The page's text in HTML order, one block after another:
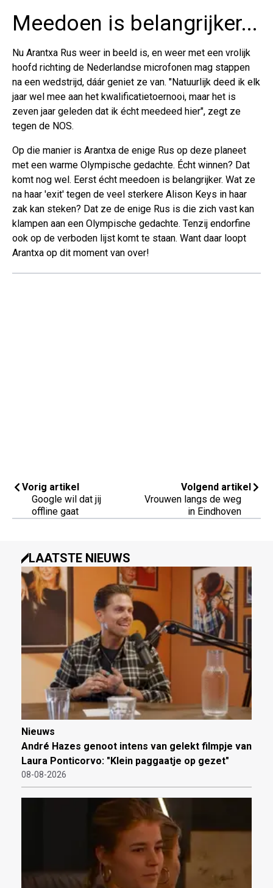
Meedoen is belangrijker...
Nu Arantxa Rus weer in beeld is, en weer met een vrolijk
hoofd richting de Nederlandse microfonen mag stappen
na een wedstrijd, dáár geniet ze van. "Natuurlijk deed ik elk
jaar wel mee aan het kwalificatietoernooi, maar het is
zeven jaar geleden dat ik écht meedeed hier", zegt ze
tegen de NOS.
Op die manier is Arantxa de enige Rus op deze planeet
met een warme Olympische gedachte. Écht winnen? Dat
komt nog wel. Eerst écht meedoen is belangrijker. Wat ze
na haar 'exit' tegen de veel sterkere Alison Keys in haar
zak kan steken? Dat ze de enige Rus is die zich vast kan
klampen aan een Olympische gedachte. Tenzij endorfine
ook op de verboden lijst komt te staan. Want daar loopt
Arantxa op dit moment van over!
Vorig artikel
Google wil dat jij
offline gaat
Volgend artikel
Vrouwen langs de weg
in Eindhoven
LAATSTE NIEUWS
Nieuws
André Hazes genoot intens van gelekt filmpje van
Laura Ponticorvo: "Klein paggaatje op gezet"
08-08-2026